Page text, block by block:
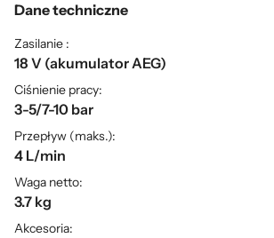
Dane techniczne
Zasilanie :
18 V (akumulator AEG)
Ciśnienie pracy:
3-5/7-10 bar
Przepływ (maks.):
4 L/min
Waga netto:
3.7 kg
Akcesoria: